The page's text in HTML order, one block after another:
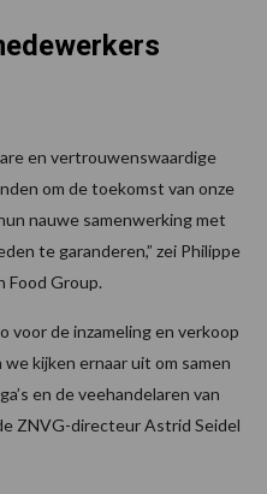
en vertrouwenswaardige
om de toekomst van onze
nauwe samenwerking met
te garanderen,” zei Philippe
Food Group.
voor de inzameling en verkoop
kijken ernaar uit om samen
en de veehandelaren van
ZNVG-directeur Astrid Seidel